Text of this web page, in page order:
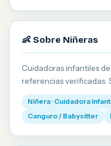
👶 Sobre Niñeras
Cuidadoras infantiles
referencias verificadas.
Niñera · Cuidadora
Canguro / Babysitter